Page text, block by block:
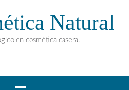
Natural
en cosmética casera.